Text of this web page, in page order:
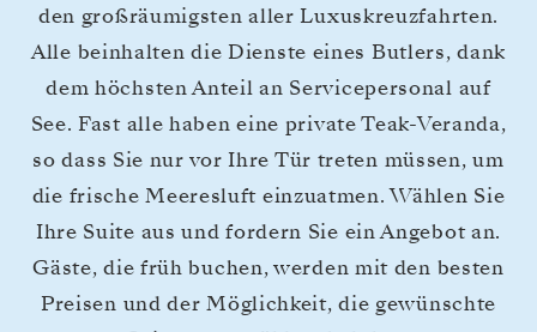
den großräumigsten aller Luxuskreuzfahrten.
Alle beinhalten die Dienste eines Butlers, dank
dem höchsten Anteil an Servicepersonal auf
See. Fast alle haben eine private Teak-Veranda,
so dass Sie nur vor Ihre Tür treten müssen, um
die frische Meeresluft einzuatmen. Wählen Sie
Ihre Suite aus und fordern Sie ein Angebot an.
Gäste, die früh buchen, werden mit den besten
Preisen und der Möglichkeit, die gewünschte